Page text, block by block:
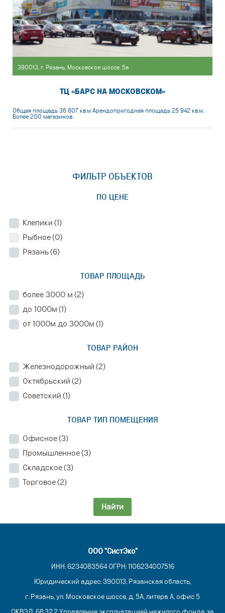
390013, г. Рязань, Московское шоссе, 5а
ТЦ «БАРС НА МОСКОВСКОМ»
Общая площадь 36 607 кв.м Арендопригодная площадь 25 942 кв.м.
Более 200 магазинов.
ФИЛЬТР ОБЪЕКТОВ
ПО ЦЕНЕ
Клепики (1)
Рыбное(0)
Рязань(6)
ТОВАР ПЛОЩАДЬ
более 3000 м (2)
до 1000м (1)
от 1000м до 3000м (1)
ТОВАР РАЙОН
Железнодорожный (2)
Октябрьский (2)
Советский (1)
ТОВАР ТИП ПОМЕЩЕНИЯ
Офисное(3)
Промышленное(3)
Складское(3)
Торговое(2)
Найти
ООО "СистЭко"
ИНН: 6234083564 ОГРН: 1106234007516
Юридический адрес: 390013, Рязанская область,
г. Рязань, ул. Московское шоссе, д. 5А, литера А, офис 5
ОКВЭД: 68.32.2 Управление эксплуатацией нежилого фонда за